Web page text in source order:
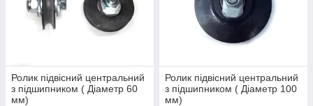
Ролик підвісний центральний
з підшипником ( Діаметр 60
мм)
Ролик підвісний центральний
з підшипником ( Діаметр 100
мм)